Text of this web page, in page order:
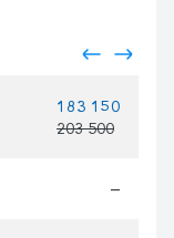
183 150
203 500
—